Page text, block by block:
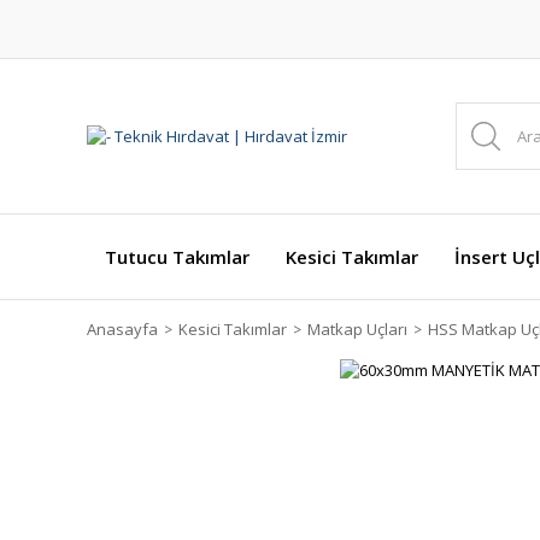
Tutucu Takımlar Kesici Takımlar İnsert
Anasayfa Kesici Takımlar Matkap Uçları HSS Matkap